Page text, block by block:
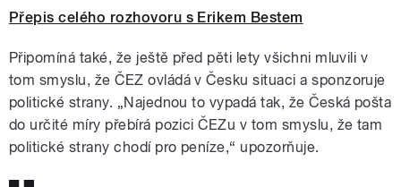
pause
Přepis celého rozhovoru s Erikem Bestem
Připomíná také, že ještě před pěti lety všichni mluvili v
tom smyslu, že ČEZ ovládá v Česku situaci a sponzoruje
politické strany. „Najednou to vypadá tak, že Česká pošta
do určité míry přebírá pozici ČEZu v tom smyslu, že tam
politické strany chodí pro peníze,“ upozorňuje.